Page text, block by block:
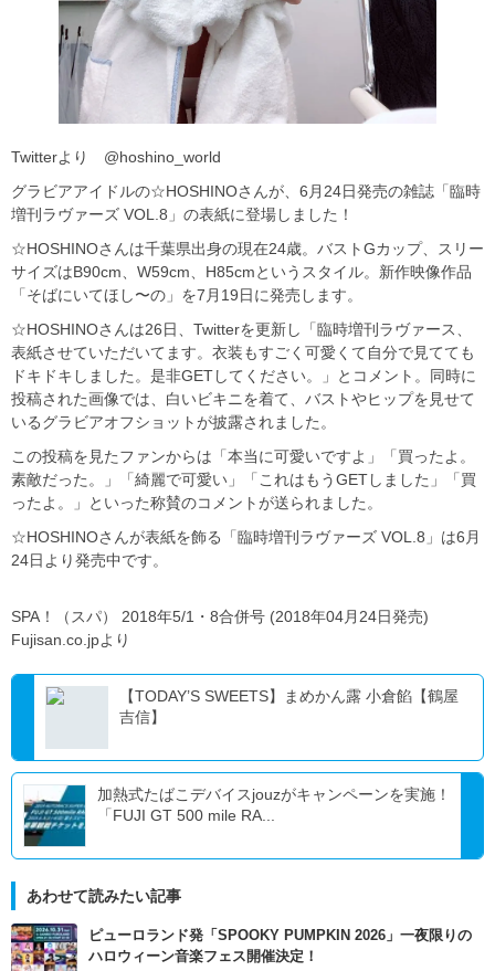
Twitterより @hoshino_world
グラビアアイドルの☆HOSHINOさんが、6月24日発売の雑誌「臨時
増刊ラヴァーズ VOL.8」の表紙に登場しました！
☆HOSHINOさんは千葉県出身の現在24歳。バストGカップ、スリー
サイズはB90cm、W59cm、H85cmというスタイル。新作映像作品
「そばにいてほし〜の」を7月19日に発売します。
☆HOSHINOさんは26日、Twitterを更新し「臨時増刊ラヴァース、
表紙させていただいてます。衣装もすごく可愛くて自分で見てても
ドキドキしました。是非GETしてください。」とコメント。同時に
投稿された画像では、白いビキニを着て、バストやヒップを見せて
いるグラビアオフショットが披露されました。
この投稿を見たファンからは「本当に可愛いですよ」「買ったよ。
素敵だった。」「綺麗で可愛い」「これはもうGETしました」「買
ったよ。」といった称賛のコメントが送られました。
☆HOSHINOさんが表紙を飾る「臨時増刊ラヴァーズ VOL.8」は6月
24日より発売中です。
SPA！（スパ） 2018年5/1・8合併号 (2018年04月24日発売)
Fujisan.co.jpより
【TODAY’S SWEETS】まめかん露 小倉餡【鶴屋
吉信】
加熱式たばこデバイスjouzがキャンペーンを実施！
「FUJI GT 500 mile RA...
あわせて読みたい記事
ピューロランド発「SPOOKY PUMPKIN 2026」一夜限りの
ハロウィーン音楽フェス開催決定！